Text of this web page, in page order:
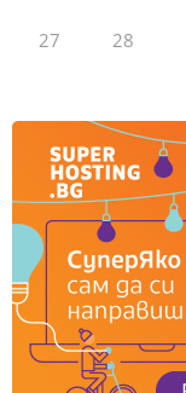
27 28